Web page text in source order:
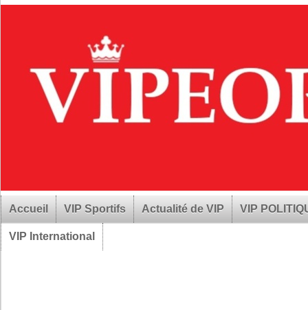
Accueil VIP Sportifs Actualité de VIP VIP
VIP International